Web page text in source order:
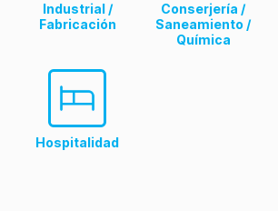
Industrial /
Fabricación
Conserjería /
Saneamiento /
Química
Hospitalidad